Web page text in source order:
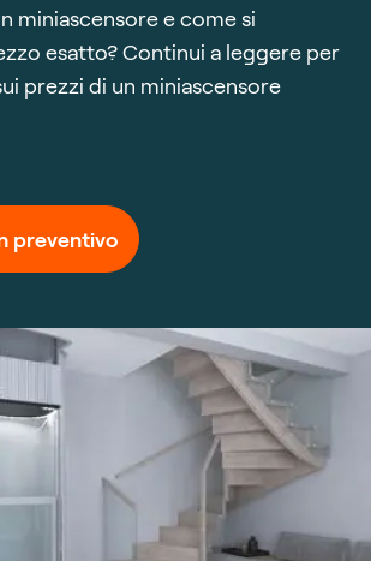
miniascensore e come si
esatto? Continui a leggere per
prezzi di un miniascensore
preventivo